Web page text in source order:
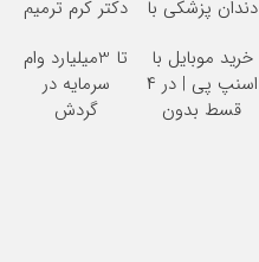
دندان پزشکی با
خانگی
دکتر کرم ترمیم
ساخت!
خرید موبایل با
اسنپ پی | در ۴
قسط بدون
تا 3میلیارد وام
سرمایه در
گردش